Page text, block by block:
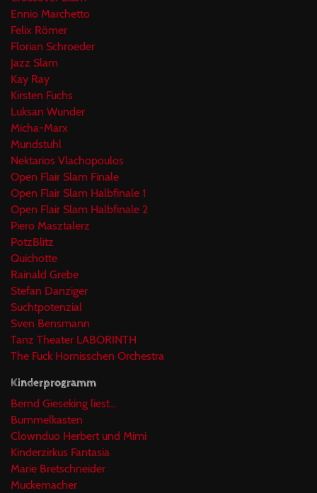
Ennio Marchetto
Felix Römer
Florian Schroeder
Jazz Slam
Kay Ray
Kirsten Fuchs
Luksan Wunder
Micha-Marx
Mundstuhl
Nektarios Vlachopoulos
Open Flair Slam Finale
Open Flair Slam Halbfinale 1
Open Flair Slam Halbfinale 2
Piero Masztalerz
PotzBlitz
Quichotte
Rainald Grebe
Stefan Danziger
Suchtpotenzial
Sven Bensmann
Tanz Theater LABORINTH
The Fuck Hornisschen Orchestra
Kinderprogramm
Bernd Gieseking liest...
Bummelkasten
Clownduo Herbert und Mimi
Kinderzirkus Fantasia
Marie Bretschneider
Muckemacher